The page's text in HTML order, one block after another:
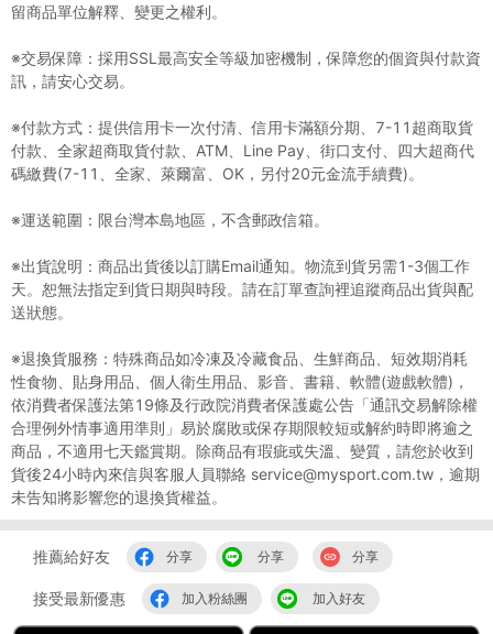
留商品單位解釋、變更之權利。
※交易保障：採用SSL最高安全等級加密機制，保障您的個資與付款資
訊，請安心交易。
※付款方式：提供信用卡一次付清、信用卡滿額分期、7-11超商取貨
付款、全家超商取貨付款、ATM、Line Pay、街口支付、四大超商代
碼繳費(7-11、全家、萊爾富、OK，另付20元金流手續費)。
※運送範圍：限台灣本島地區，不含郵政信箱。
※出貨說明：商品出貨後以訂購Email通知。物流到貨另需1-3個工作
天。恕無法指定到貨日期與時段。請在訂單查詢裡追蹤商品出貨與配
送狀態。
※退換貨服務：特殊商品如冷凍及冷藏食品、生鮮商品、短效期消耗
性食物、貼身用品、個人衛生用品、影音、書籍、軟體(遊戲軟體)，
依消費者保護法第19條及行政院消費者保護處公告「通訊交易解除權
合理例外情事適用準則」易於腐敗或保存期限較短或解約時即將逾之
商品，不適用七天鑑賞期。除商品有瑕疵或失溫、變質，請您於收到
貨後24小時內來信與客服人員聯絡 service@mysport.com.tw，逾期
未告知將影響您的退換貨權益。
推薦給好友 分享 分享 分享
接受最新優惠 加入粉絲團 加入好友